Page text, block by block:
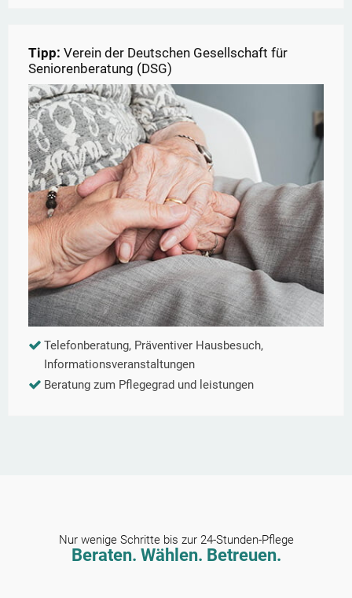
Tipp: Verein der Deutschen Gesellschaft für
Seniorenberatung (DSG)
Telefonberatung, Präventiver Hausbesuch,
Informationsveranstaltungen
Beratung zum Pflegegrad und leistungen
Nur wenige Schritte bis zur 24-Stunden-Pflege
Beraten. Wählen. Betreuen.